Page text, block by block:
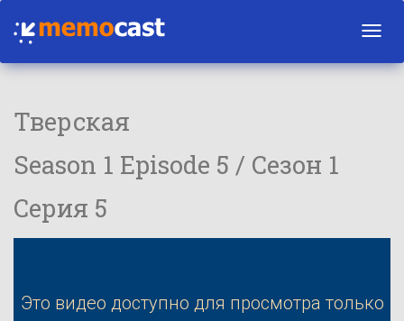
Тверская
Season 1 Episode 5 / Сезон 1
Серия 5
Это видео доступно для просмотра только